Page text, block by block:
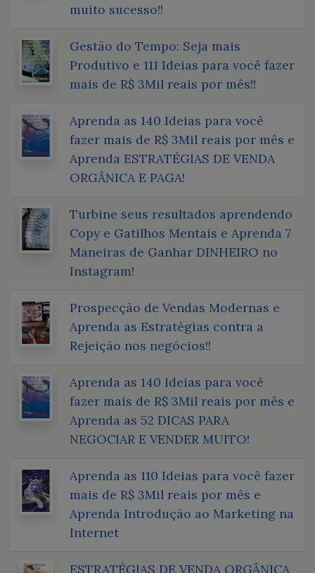
muito sucesso!!
Gestão do Tempo: Seja mais
Produtivo e 111 Ideias para você fazer
mais de R$ 3Mil reais por mês!!
Aprenda as 140 Ideias para você
fazer mais de R$ 3Mil reais por mês e
Aprenda ESTRATÉGIAS DE VENDA
ORGÂNICA E PAGA!
Turbine seus resultados aprendendo
Copy e Gatilhos Mentais e Aprenda 7
Maneiras de Ganhar DINHEIRO no
Instagram!
Prospecção de Vendas Modernas e
Aprenda as Estratégias contra a
Rejeição nos negócios!!
Aprenda as 140 Ideias para você
fazer mais de R$ 3Mil reais por mês e
Aprenda as 52 DICAS PARA
NEGOCIAR E VENDER MUITO!
Aprenda as 110 Ideias para você fazer
mais de R$ 3Mil reais por mês e
Aprenda Introdução ao Marketing na
Internet
ESTRATÉGIAS DE VENDA ORGÂNICA